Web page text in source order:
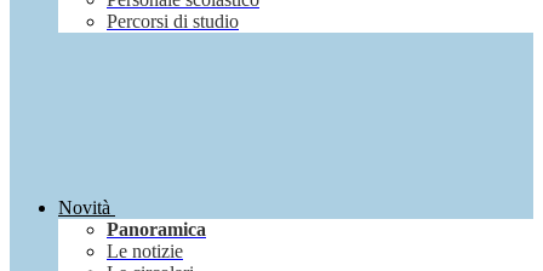
Percorsi di studio
Novità
Panoramica
Le notizie